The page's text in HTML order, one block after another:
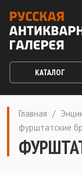
КАТАЛОГ
Главная /
фурштатские